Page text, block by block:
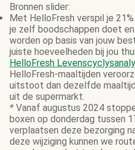
Bronnen slider:
Met HelloFresh verspil je
je zelf boodschappen doet
worden op basis van jouw
juiste hoeveelheden bij jou
HelloFresh
HelloFresh-maaltijden
uitstoot dan dezelfde
uit de supermarkt.
* Vanaf augustus 2024
boxen op donderdag tussen
verplaatsen deze bezorging
deze wijziging kunnen we